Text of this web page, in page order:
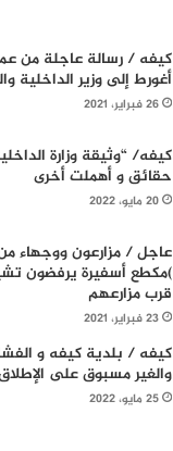
كيفه / رسالة عاجلة من
أغورط إلى وزير الداخلية
26 فبراير، 2021
كيفه/ “وثيقة وزارة
حقائق و أهملت أخرى
20 مايو، 2022
عاجل / مزارعون ووجهاء
)مكطع أسفيرة يرفضون
قرب مزارعهم
23 فبراير، 2021
كيفه / بلدية كيفه و
والغير مسبوق على
25 مايو، 2022